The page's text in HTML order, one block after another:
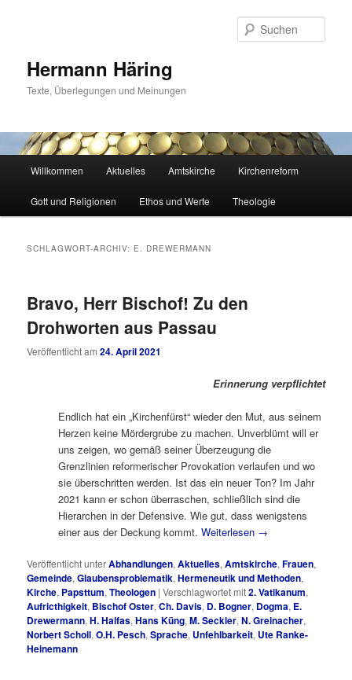
Hermann Häring
Texte, Überlegungen und Meinungen
Willkommen Aktuelles Amtskirche Kirchenreform
Gott und Religionen Ethos und Werte Theologie
SCHLAGWORT-ARCHIV: E. DREWERMANN
Bravo, Herr Bischof! Zu den
Drohworten aus Passau
Veröffentlicht am24. April 2021
Erinnerung verpflichtet
Endlich hat ein „Kirchenfürst“ wieder den Mut, aus seinem
Herzen keine Mördergrube zu machen. Unverblümt will er
uns zeigen, wo gemäß seiner Überzeugung die
Grenzlinien reformerischer Provokation verlaufen und wo
sie überschritten werden. Ist das ein neuer Ton? Im Jahr
2021 kann er schon überraschen, schließlich sind die
Hierarchen in der Defensive. Wie gut, dass wenigstens
einer aus der Deckung kommt.Weiterlesen →
Veröffentlicht unterAbhandlungen,Aktuelles,Amtskirche,Frauen,
Gemeinde,Glaubensproblematik,Hermeneutik und Methoden,
Kirche, Papsttum,Theologen |Verschlagwortet mit2. Vatikanum,
Aufricthigkeit, Bischof Oster,Ch. Davis, D. Bogner, Dogma, E.
Drewermann,H. Halfas,Hans Küng,M. Seckler,N. Greinacher,
Norbert Scholl,O.H. Pesch,Sprache, Unfehlbarkeit, Ute Ranke-
Heinemann